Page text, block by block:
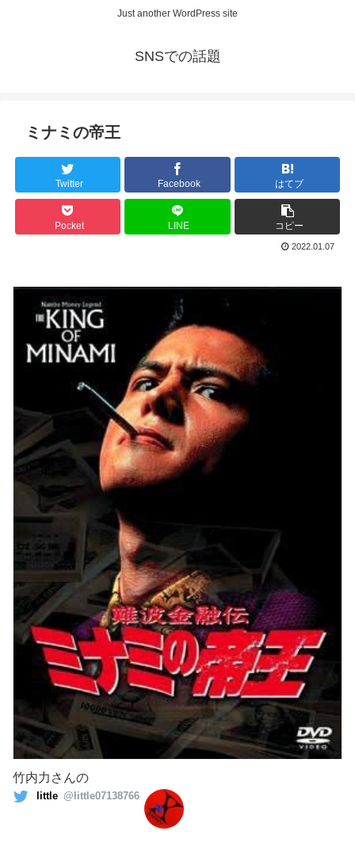
Just another WordPress site
SNSでの話題
ミナミの帝王
Twitter Facebook はてブ
Pocket LINE コピー
2022.01.07
竹内力さんの
little @little07138766